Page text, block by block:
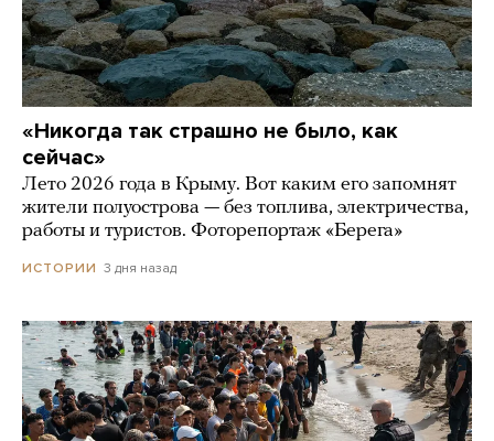
«Никогда так страшно не было, как
сейчас»
Лето 2026 года в Крыму. Вот каким его запомнят
жители полуострова — без топлива, электричества,
работы и туристов. Фоторепортаж «Берега»
ИСТОРИИ 3 дня назад